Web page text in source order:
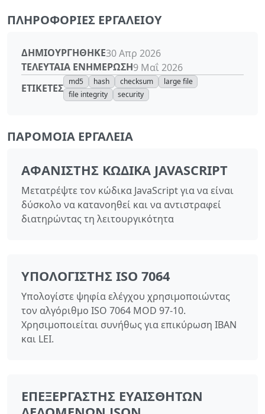
ΠΛΗΡΟΦΟΡΊΕΣ ΕΡΓΑΛΕΊΟΥ
ΔΗΜΙΟΥΡΓΉΘΗΚΕ30 Απρ 2026
ΤΕΛΕΥΤΑΊΑ ΕΝΗΜΈΡΩΣΗ9 Μαΐ 2026
ΕΤΙΚΈΤΕΣ
md5 hash checksum
large file
file integrity
security
ΠΑΡΌΜΟΙΑ ΕΡΓΑΛΕΊΑ
ΑΦΑΝΙΣΤΉΣ ΚΏΔΙΚΑ JAVASCRIPT
Μετατρέψτε τον κώδικα JavaScript για να είναι
δύσκολο να κατανοηθεί και να αντιστραφεί
διατηρώντας τη λειτουργικότητα
ΥΠΟΛΟΓΙΣΤΉΣ ISO 7064
Υπολογίστε ψηφία ελέγχου χρησιμοποιώντας
τον αλγόριθμο ISO 7064 MOD 97-10.
Χρησιμοποιείται συνήθως για επικύρωση IBAN
και LEI.
ΕΠΕΞΕΡΓΑΣΤΉΣ ΕΥΑΊΣΘΗΤΩΝ